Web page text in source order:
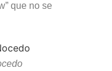
que no se